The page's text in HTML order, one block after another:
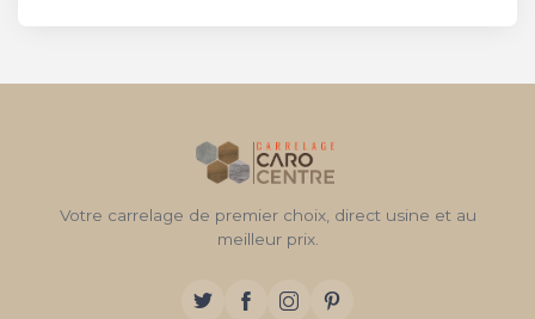
Votre carrelage de premier choix, direct usine et au
meilleur prix.